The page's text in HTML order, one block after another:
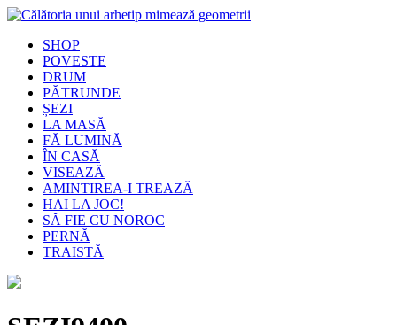
SHOP
POVESTE
DRUM
PĂTRUNDE
ȘEZI
LA MASĂ
FĂ LUMINĂ
ÎN CASĂ
VISEAZĂ
AMINTIREA-I TREAZĂ
HAI LA JOC!
SĂ FIE CU NOROC
PERNĂ
TRAISTĂ